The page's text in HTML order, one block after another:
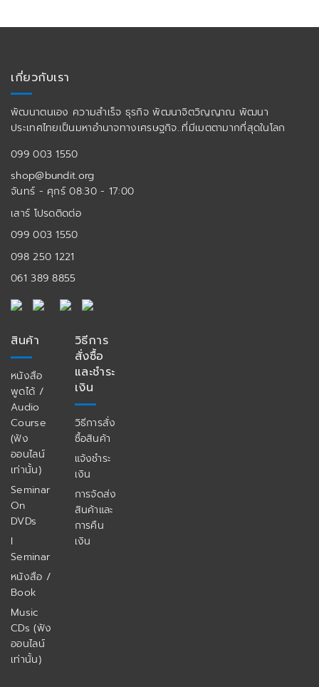
เกี่ยวกับเรา
พัฒนาตนเอง ความสำเร็จ ธุรกิจ พัฒนาจิตวิญญาณ พัฒนา
ประเทศไทยเป็นมหาอำนาจทางเศรษฐกิจ..ที่มีเมตตามากที่สุดในโลก
099 003 1550
shop@bundit.org
จันทร์ - ศุกร์ 08:30 - 17:00
เสาร์ โปรดติดต่อ
099 003 1550
098 250 1221
061 389 8855
สินค้า
หนังสือ
พูดได้ /
Audio
Course
(ฟัง
ออนไลน์
เท่านั้น)
Seminar
On
DVDs
I
Seminar
หนังสือ /
Book
Music
CDs (ฟัง
ออนไลน์
เท่านั้น)
วิธีการ
สั่งซื้อ
และชำระ
เงิน
วิธีการสั่ง
ซื้อสินค้า
แจ้งชำระ
เงิน
การจัดส่ง
สินค้าและ
การคืน
เงิน